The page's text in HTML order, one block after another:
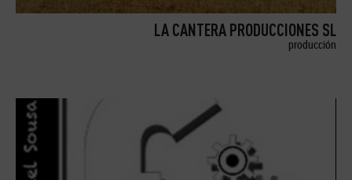
LA CANTERA PRODUCCIONES SL
producción